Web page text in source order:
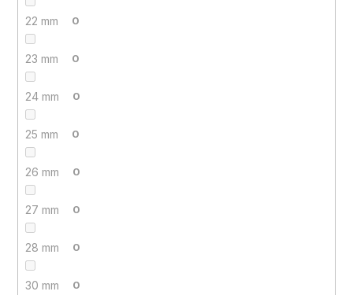
22 mm 0
23 mm 0
24 mm 0
25 mm 0
26 mm 0
27 mm 0
28 mm 0
30 mm 0